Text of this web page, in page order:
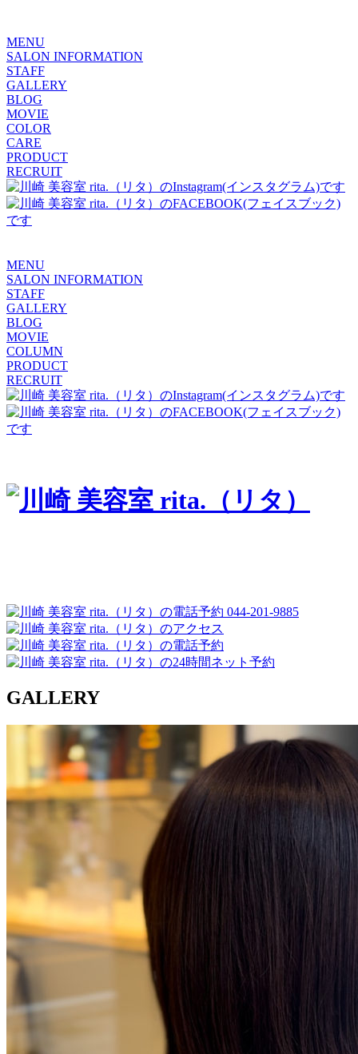
MENU
SALON INFORMATION
STAFF
GALLERY
BLOG
MOVIE
COLOR
CARE
PRODUCT
RECRUIT
MENU
SALON INFORMATION
STAFF
GALLERY
BLOG
MOVIE
COLUMN
PRODUCT
RECRUIT
044-201-9885
GALLERY